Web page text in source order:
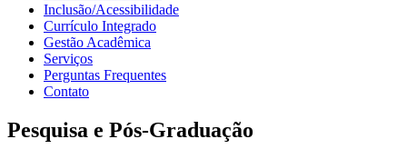
Inclusão/Acessibilidade
Currículo Integrado
Gestão Acadêmica
Serviços
Perguntas Frequentes
Contato
Pesquisa e Pós-Graduação